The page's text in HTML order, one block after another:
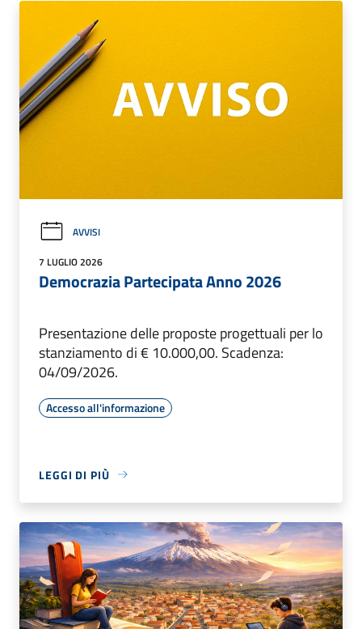
AVVISI
7 LUGLIO 2026
Democrazia Partecipata Anno 2026
Presentazione delle proposte progettuali per lo
stanziamento di € 10.000,00. Scadenza:
04/09/2026.
Accesso all'informazione
LEGGI DI PIÙ